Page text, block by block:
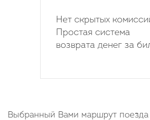
Нет скрытых
Простая система
возврата денег за
Выбранный Вами маршрут